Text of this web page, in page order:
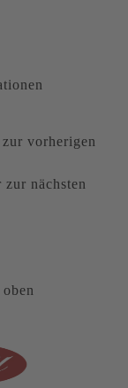
vorherigen
zur nächsten